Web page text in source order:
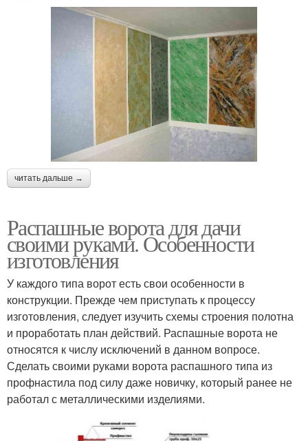
читать дальше →
Распашные ворота для дачи
своими руками. Особенности
изготовления
У каждого типа ворот есть свои особенности в
конструкции. Прежде чем приступать к процессу
изготовления, следует изучить схемы строения полотна
и проработать план действий. Распашные ворота не
относятся к числу исключений в данном вопросе.
Сделать своими руками ворота распашного типа из
профнастила под силу даже новичку, который ранее не
работал с металлическими изделиями.